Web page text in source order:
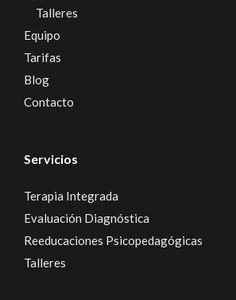
Talleres
Equipo
Tarifas
Blog
Contacto
Servicios
Terapia Integrada
Evaluación Diagnóstica
Reeducaciones Psicopedagógicas
Talleres